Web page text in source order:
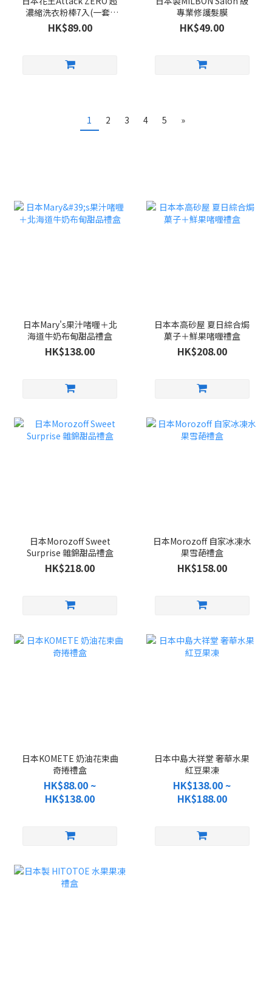
濃縮洗衣粉棒7入(一套5
包)
HK$89.00
專業修護髮膜
HK$49.00
1 2 3 4 5 »
日本Mary's果汁啫喱＋北
海道牛奶布甸甜品禮盒
HK$138.00
日本本高砂屋 夏日綜合焗
菓子＋鮮果啫喱禮盒
HK$208.00
日本Morozoff Sweet
Surprise 雜錦甜品禮盒
HK$218.00
日本Morozoff 自家冰凍水
果雪葩禮盒
HK$158.00
日本KOMETE 奶油花束曲
奇捲禮盒
HK$88.00 ~
HK$138.00
日本中島大祥堂 奢華水果
紅豆果凍
HK$138.00 ~
HK$188.00